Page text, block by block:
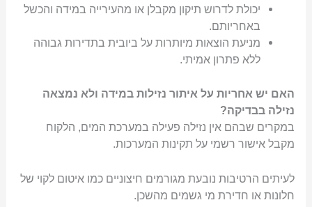
יכולת לדרוש תיקון מקבלן או מהעירייה במידה והכשל
באחריותם.
מניעת הוצאות מיותרות על ביובית בתדירות גבוהה
ללא פתרון אמיתי.
האם יש אחריות על איתור נזילות במידה ולא נמצאה
נזילה בבדיקה?
במקרים שבהם אין נזילה פעילה במערכת המים, הלקוח
מקבל אישור רשמי על תקינות המערכות.
לעיתים הרטיבות נובעת מגורמים חיצוניים כמו איטום לקוי של
חלונות או חדירת מי גשמים מהשכן.